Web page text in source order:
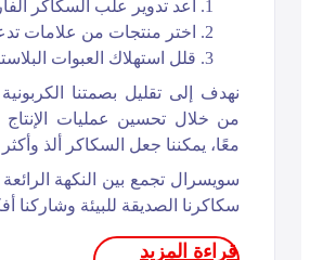
أعد تدوير علب السكاكر
اختر منتجات من علامات
قلل استهلاك العبوات
من خلال تحسين عمليات الإنتاج
معًا، يمكننا جعل السكاكر ألذ وأكثر
سويسرال تجمع بين النكهة الرائعة
سكاكرنا الصديقة للبيئة وشاركنا
قراءة المزيد